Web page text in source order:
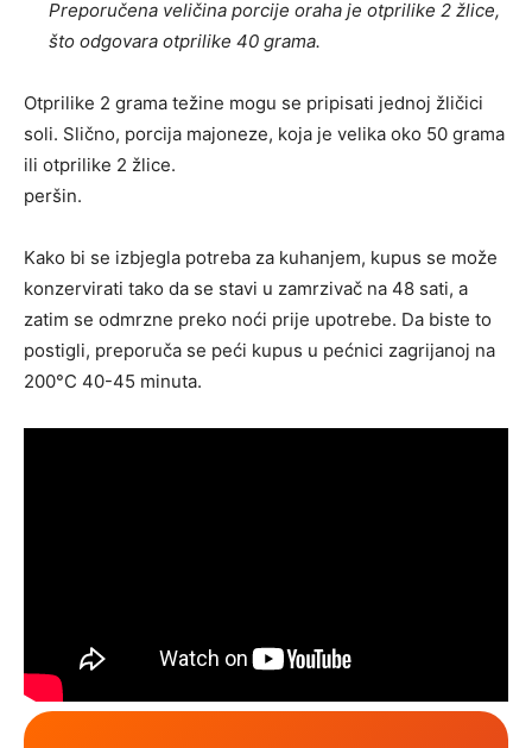
Preporučena veličina porcije oraha je otprilike 2 žlice,
što odgovara otprilike 40 grama.
Otprilike 2 grama težine mogu se pripisati jednoj žličici
soli. Slično, porcija majoneze, koja je velika oko 50 grama
ili otprilike 2 žlice.
peršin.
Kako bi se izbjegla potreba za kuhanjem, kupus se može
konzervirati tako da se stavi u zamrzivač na 48 sati, a
zatim se odmrzne preko noći prije upotrebe. Da biste to
postigli, preporuča se peći kupus u pećnici zagrijanoj na
200°C 40-45 minuta.